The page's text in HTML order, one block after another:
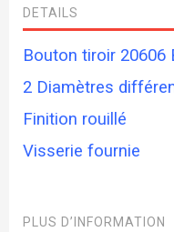
DETAILS
Bouton tiroir 20606
2 Diamètres
Finition rouillé
Visserie fournie
PLUS D’INFORMATION